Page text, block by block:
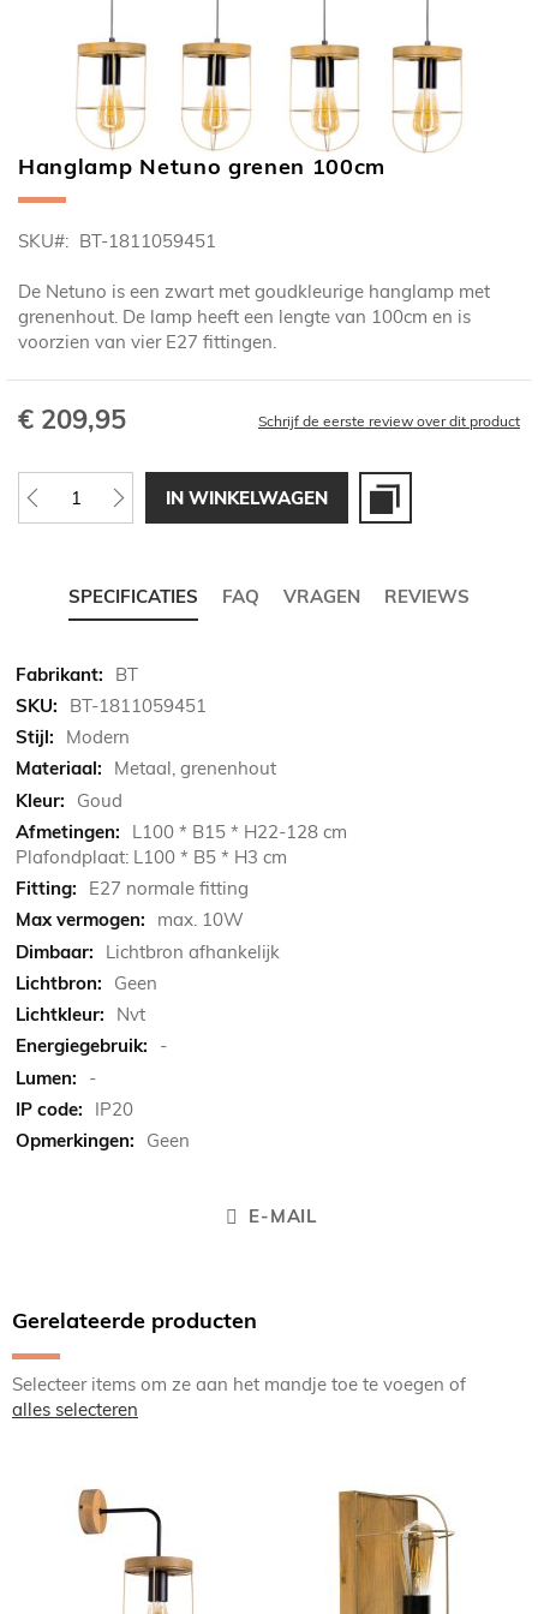
Ga
naar
begin
de
afbeeldingen-
gallerij
Hanglamp Netuno grenen 100cm
SKU BT-1811059451
De Netuno is een zwart met goudkleurige hanglamp met
grenenhout. De lamp heeft een lengte van 100cm en is
voorzien van vier E27 fittingen.
€ 209,95 Schrijf de eerste review over dit product
IN WINKELWAGEN
SPECIFICATIES FAQ VRAGEN REVIEWS
Meer
informatie
BT
BT-1811059451
Modern
Metaal, grenenhout
Goud
L100 * B15 * H22-128 cm
Plafondplaat: L100 * B5 * H3 cm
E27 normale fitting
max. 10W
Lichtbron afhankelijk
Geen
Nvt
-
-
IP20
Geen
E-MAIL
Gerelateerde producten
Selecteer items om ze aan het mandje toe te voegen of
alles selecteren